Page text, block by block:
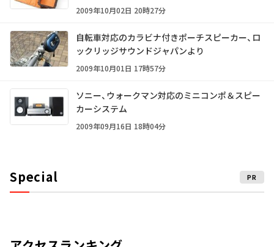
2009年10月02日 20時27分
自転車対応のカラビナ付きポーチスピーカー、ロ
ックリッジサウンドジャパンより
2009年10月01日 17時57分
ソニー、ウォークマン対応のミニコンポ＆スピー
カーシステム
2009年09月16日 18時04分
Special PR